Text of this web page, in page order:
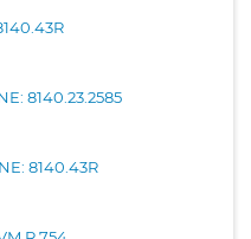
8140.23.2585
8140.43R